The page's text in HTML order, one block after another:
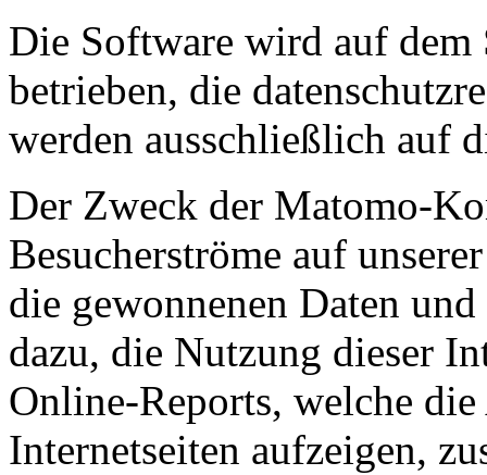
Die Software wird auf dem
betrieben, die
werden ausschließlich auf
Der Zweck der Matomo-
Besucherströme auf
die gewonnenen Daten
dazu, die Nutzung dieser
Online-Reports, welche
Internetseiten aufzeigen,